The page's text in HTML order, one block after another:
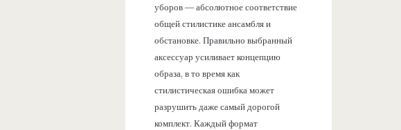
уборов — абсолютное соответствие
общей стилистике ансамбля и
обстановке. Правильно выбранный
аксессуар усиливает концепцию
образа, в то время как
стилистическая ошибка может
разрушить даже самый дорогой
комплект. Каждый формат